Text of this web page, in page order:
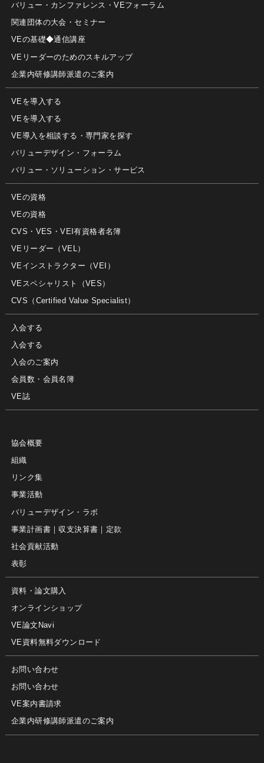
バリュー・カンファレンス・VEフォーラム
関連団体の大会・セミナー
VEの基礎◆通信講座
VEリーダーのためのスキルアップ
企業内研修講師派遣のご案内
VEを導入する
VEを導入する
VE導入を相談する・専門家を探す
バリューデザイン・フォーラム
バリュー・ソリューション・サービス
VEの資格
VEの資格
CVS・VES・VEI有資格者名簿
VEリーダー（VEL）
VEインストラクター（VEI）
VEスペシャリスト（VES）
CVS（Certified Value Specialist）
入会する
入会する
入会のご案内
会員数・会員名簿
VE誌
協会概要
組織
リンク集
事業活動
バリューデザイン・ラボ
事業計画書｜収支決算書｜定款
社会貢献活動
表彰
資料・論文購入
オンラインショップ
VE論文Navi
VE資料無料ダウンロード
お問い合わせ
お問い合わせ
VE案内書請求
企業内研修講師派遣のご案内